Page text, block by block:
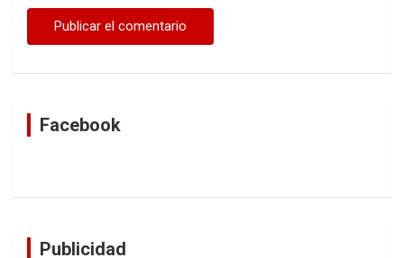
Facebook
Publicidad